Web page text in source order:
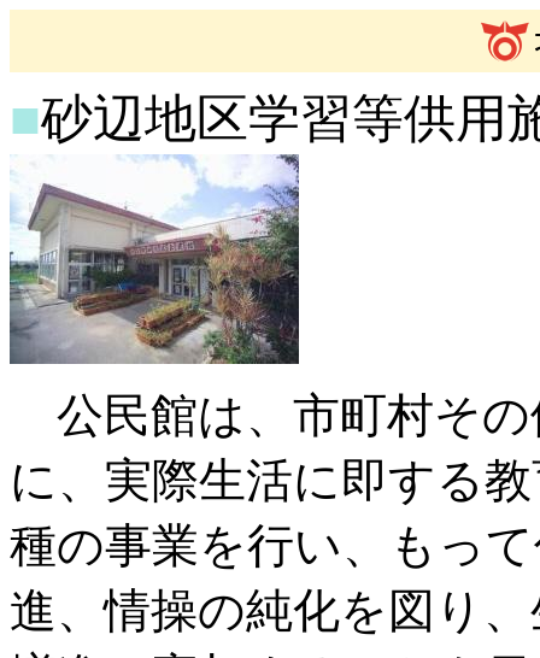
■砂辺地区学習等供用
公民館は、市町村そ
に、実際生活に即する
種の事業を行い、もっ
進、情操の純化を図り